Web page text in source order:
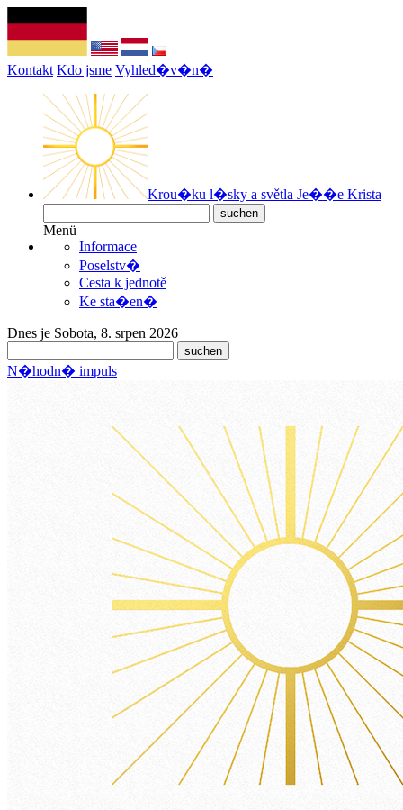
Kontakt Kdo jsme Vyhled�v�n�
Krou�ku l�sky a světla Je��e Krista
Menü
Informace
Poselstv�
Cesta k jednotě
Ke sta�en�
Dnes je Sobota, 8. srpen 2026
N�hodn� impuls